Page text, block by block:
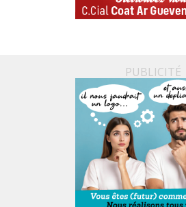
PUBLICITÉ